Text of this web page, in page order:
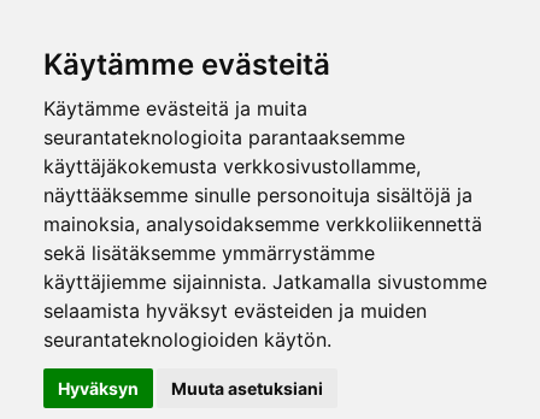
Käytämme evästeitä
Käytämme evästeitä ja muita
seurantateknologioita parantaaksemme
käyttäjäkokemusta verkkosivustollamme,
näyttääksemme sinulle personoituja sisältöjä ja
mainoksia, analysoidaksemme verkkoliikennettä
sekä lisätäksemme ymmärrystämme
käyttäjiemme sijainnista. Jatkamalla sivustomme
selaamista hyväksyt evästeiden ja muiden
seurantateknologioiden käytön.
Hyväksyn Muuta asetuksiani